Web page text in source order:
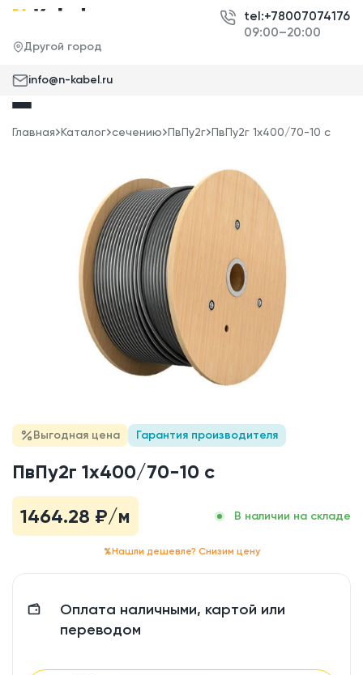
Другой город
tel:+78007074176
09:00–20:00
info@n-kabel.ru
Главная Каталог сечению ПвПу2г ПвПу2г 1x400/70-10 с
Выгодная цена Гарантия производителя
ПвПу2г 1x400/70-10 с
1464.28 ₽/м В наличии на складе
Нашли дешевле? Снизим цену
Оплата наличными, картой или
переводом